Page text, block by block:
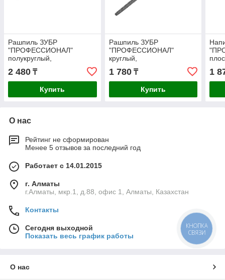
Рашпиль ЗУБР
"ПРОФЕССИОНАЛ"
полукруглый,
рукоятка, №2, 200мм
(16642-20-2)
2 480 ₸
Купить
Рашпиль ЗУБР
"ПРОФЕССИОНАЛ"
круглый,
рукоятка, №2, 200мм
(16645-20-2)
1 780₸
Купить
1
О нас
Рейтинг не сформирован
Менее 5 отзывов за последний год
Работает с 14.01.2015
г. Алматы
г.Алматы, мкр.1, д.88, офис 1, Алматы, Казахстан
Контакты
Сегодня выходной
Показать весь график работы
О нас
КНОПКА
СВЯЗИ